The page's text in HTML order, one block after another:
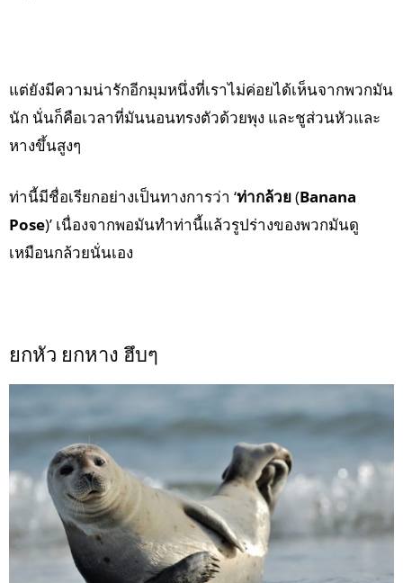
แต่ยังมีความน่ารักอีกมุมหนึ่งที่เราไม่ค่อยได้เห็นจากพวกมัน
นัก นั่นก็คือเวลาที่มันนอนทรงตัวด้วยพุง และชูส่วนหัวและ
หางขึ้นสูงๆ
ท่านี้มีชื่อเรียกอย่างเป็นทางการว่า ‘ท่ากล้วย(Banana
Pose)’ เนื่องจากพอมันทำท่านี้แล้วรูปร่างของพวกมันดู
เหมือนกล้วยนั่นเอง
ยกหัว ยกหาง ฮึบๆ